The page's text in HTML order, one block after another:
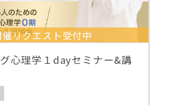
リクエスト受付中
心理学１dayセミナー&講